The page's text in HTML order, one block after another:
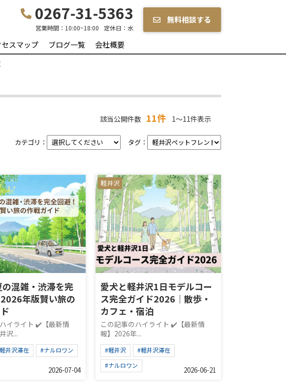
0267-31-5363
営業時間： 10:00~18:00 定休日： 水
無料相談する
セスマップ ブログ一覧 会社概要
該当公開件数 11件 1～11件表示
カテゴリ： タグ：
の混雑・渋滞を完
年版賢い旅の
イライト ✔️【最新情
沢...
井沢滞在 #ナルロワン
2026-07-04
軽井沢
愛犬と軽井沢1日モデルコー
ス完全ガイド2026｜散歩・
カフェ・宿泊
この記事のハイライト ✔️【最新情
報】2026年...
#軽井沢
#軽井沢滞在
#ナルロワン
2026-06-21